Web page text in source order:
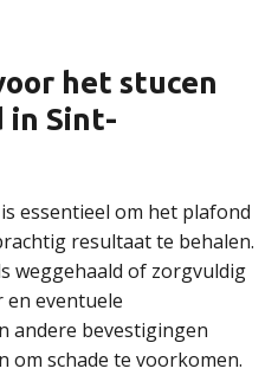
het stucen
in Sint-
essentieel om het plafond
resultaat te behalen.
weggehaald of zorgvuldig
en eventuele
andere bevestigingen
om schade te voorkomen.